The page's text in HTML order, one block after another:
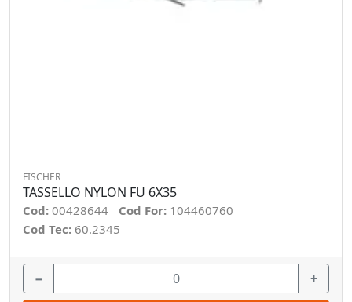
FISCHER
TASSELLO NYLON FU 6X35
Cod: 00428644 Cod For: 104460760
Cod Tec: 60.2345
− +